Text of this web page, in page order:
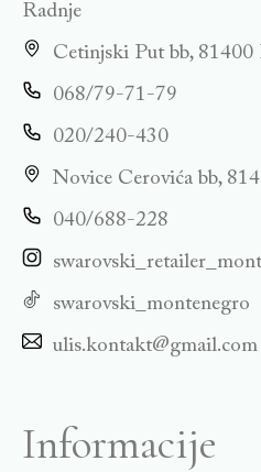
Radnje
Cetinjski Put bb, 81400
068/79-71-79
020/240-430
Novice Cerovića bb,
040/688-228
swarovski_montenegro
ulis.kontakt@gmail.com
Informacije